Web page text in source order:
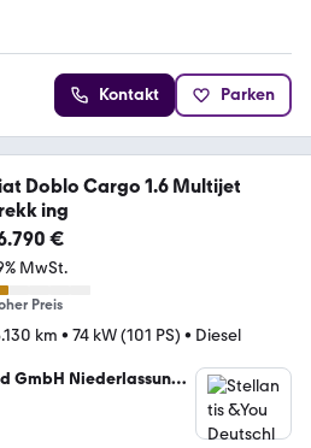
Kontakt Parken
Doblo Cargo 1.6 Multijet
ing
€
MwSt.
Preis
km • 74 kW (101 PS) • Diesel
GmbH Niederlassung